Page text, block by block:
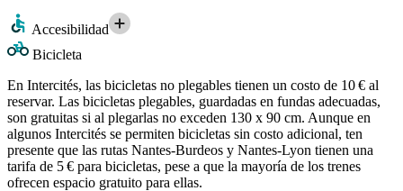
Accesibilidad
Bicicleta
En Intercités, las bicicletas no plegables tienen un costo de 10 € al
reservar. Las bicicletas plegables, guardadas en fundas adecuadas,
son gratuitas si al plegarlas no exceden 130 x 90 cm. Aunque en
algunos Intercités se permiten bicicletas sin costo adicional, ten
presente que las rutas Nantes-Burdeos y Nantes-Lyon tienen una
tarifa de 5 € para bicicletas, pese a que la mayoría de los trenes
ofrecen espacio gratuito para ellas.